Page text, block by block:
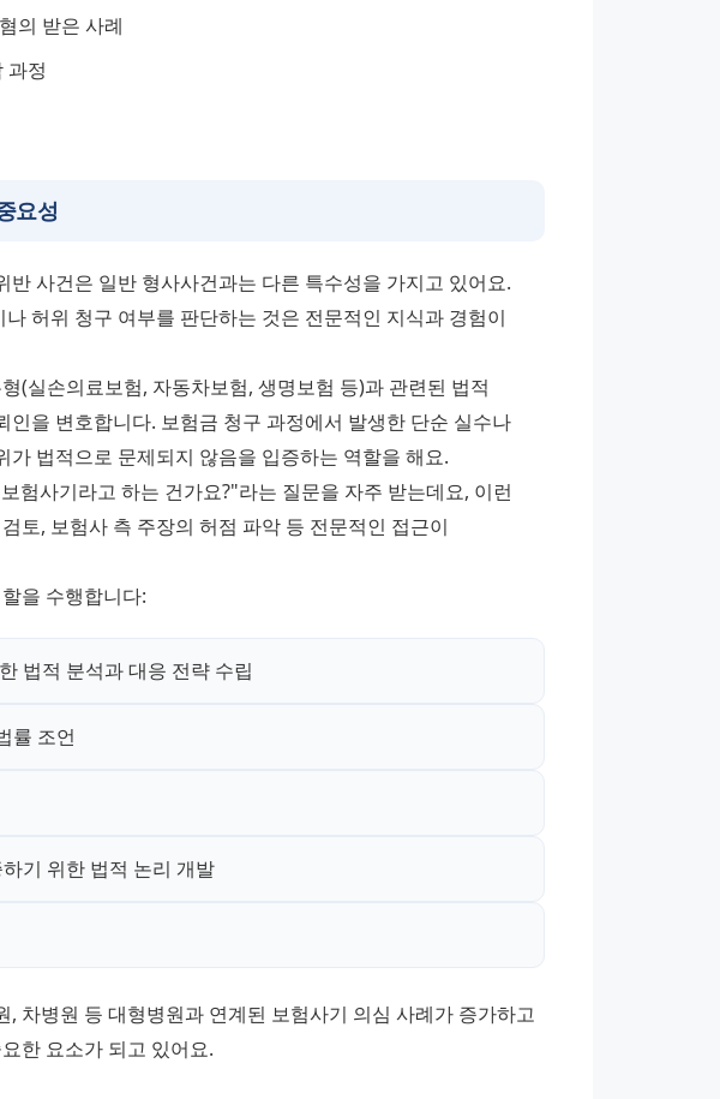
의 받은 사례
과정
요성
사건은 일반 형사사건과는 다른 특수성을 가지고 있어요.
허위 청구 여부를 판단하는 것은 전문적인 지식과 경험이
(실손의료보험, 자동차보험, 생명보험 등)과 관련된 법적
인을 변호합니다. 보험금 청구 과정에서 발생한 단순 실수나
법적으로 문제되지 않음을 입증하는 역할을 해요.
험사기라고 하는 건가요?"라는 질문을 자주 받는데요, 이런
토, 보험사 측 주장의 허점 파악 등 전문적인 접근이
을 수행합니다:
법적 분석과 대응 전략 수립
률 조언
기 위한 법적 논리 개발
차병원 등 대형병원과 연계된 보험사기 의심 사례가 증가하고
한 요소가 되고 있어요.